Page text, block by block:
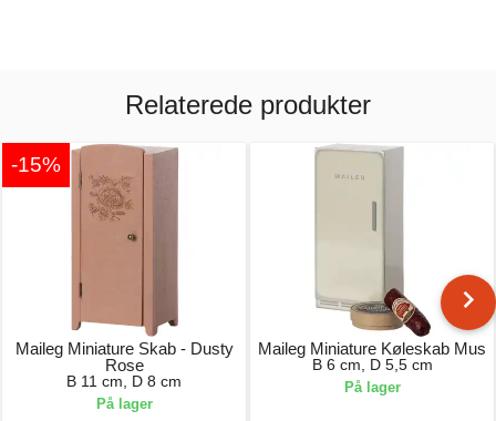
Relaterede produkter
-15%
Maileg Miniature Skab - Dusty
Rose
B 11 cm, D 8 cm
På lager
Maileg Miniature Køleskab Mus
B 6 cm, D 5,5 cm
På lager